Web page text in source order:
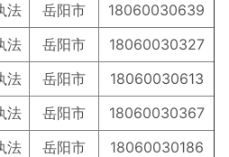
法 岳阳市
18060030639
法 岳阳市
18060030327
法 岳阳市
18060030613
法 岳阳市
18060030367
法 岳阳市
18060030186